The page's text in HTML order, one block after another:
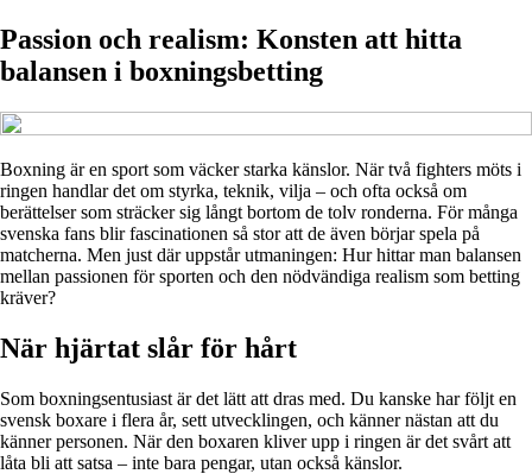
Passion och realism: Konsten att hitta
balansen i boxningsbetting
Boxning är en sport som väcker starka känslor. När två fighters möts i
ringen handlar det om styrka, teknik, vilja – och ofta också om
berättelser som sträcker sig långt bortom de tolv ronderna. För många
svenska fans blir fascinationen så stor att de även börjar spela på
matcherna. Men just där uppstår utmaningen: Hur hittar man balansen
mellan passionen för sporten och den nödvändiga realism som betting
kräver?
När hjärtat slår för hårt
Som boxningsentusiast är det lätt att dras med. Du kanske har följt en
svensk boxare i flera år, sett utvecklingen, och känner nästan att du
känner personen. När den boxaren kliver upp i ringen är det svårt att
låta bli att satsa – inte bara pengar, utan också känslor.